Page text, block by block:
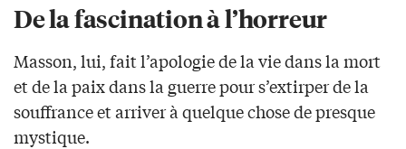
De la fascination à l’horreur
Masson, lui, fait l’apologie de la vie dans la mort
et de la paix dans la guerre pour s’extirper de la
souffrance et arriver à quelque chose de presque
mystique.